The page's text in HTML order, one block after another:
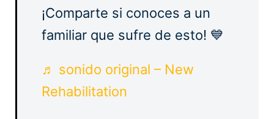
¡Comparte si conoces a un
familiar que sufre de esto! 💙
♬ sonido original – New
Rehabilitation